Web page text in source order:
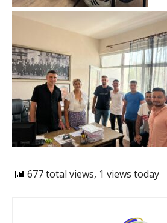
677 total views, 1 views today